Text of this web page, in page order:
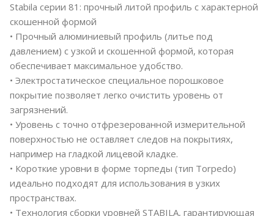
Stabila серии 81: прочный литой профиль с характерной
скошенной формой
• Прочный алюминиевый профиль (литье под
давлением) с узкой и скошенной формой, которая
обеспечивает максимальное удобство.
• Электростатическое специальное порошковое
покрытие позволяет легко очистить уровень от
загрязнений.
• Уровень с точно отфрезерованной измерительной
поверхностью не оставляет следов на покрытиях,
например на гладкой лицевой кладке.
• Короткие уровни в форме торпеды (тип Torpedo)
идеально подходят для использования в узких
пространствах.
• Технология сборки уровней STABILA, гарантирующая